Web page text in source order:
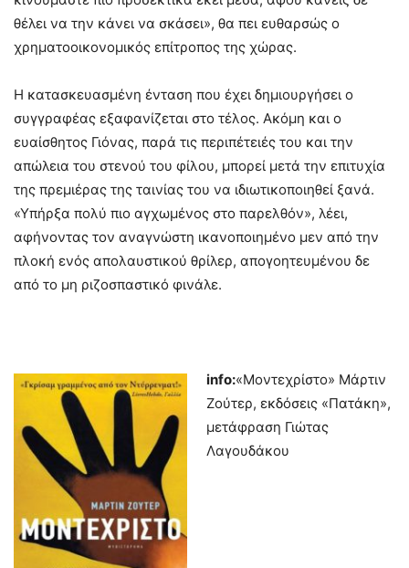
θέλει να την κάνει να σκάσει», θα πει ευθαρσώς ο
χρηματοοικονομικός επίτροπος της χώρας.
Η κατασκευασμένη ένταση που έχει δημιουργήσει ο
συγγραφέας εξαφανίζεται στο τέλος. Ακόμη και ο
ευαίσθητος Γιόνας, παρά τις περιπέτειές του και την
απώλεια του στενού του φίλου, μπορεί μετά την επιτυχία
της πρεμιέρας της ταινίας του να ιδιωτικοποιηθεί ξανά.
«Υπήρξα πολύ πιο αγχωμένος στο παρελθόν», λέει,
αφήνοντας τον αναγνώστη ικανοποιημένο μεν από την
πλοκή ενός απολαυστικού θρίλερ, απογοητευμένου δε
από το μη ριζοσπαστικό φινάλε.
info:«Μοντεχρίστο» Μάρτιν
Ζούτερ, εκδόσεις «Πατάκη»,
μετάφραση Γιώτας
Λαγουδάκου